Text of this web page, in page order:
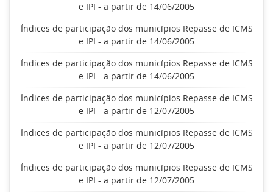
e IPI - a partir de 14/06/2005
Índices de participação dos municípios Repasse de ICMS
e IPI - a partir de 14/06/2005
Índices de participação dos municípios Repasse de ICMS
e IPI - a partir de 14/06/2005
Índices de participação dos municípios Repasse de ICMS
e IPI - a partir de 12/07/2005
Índices de participação dos municípios Repasse de ICMS
e IPI - a partir de 12/07/2005
Índices de participação dos municípios Repasse de ICMS
e IPI - a partir de 12/07/2005